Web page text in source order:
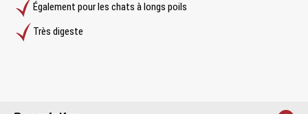
Également pour les chats à longs poils
Très digeste